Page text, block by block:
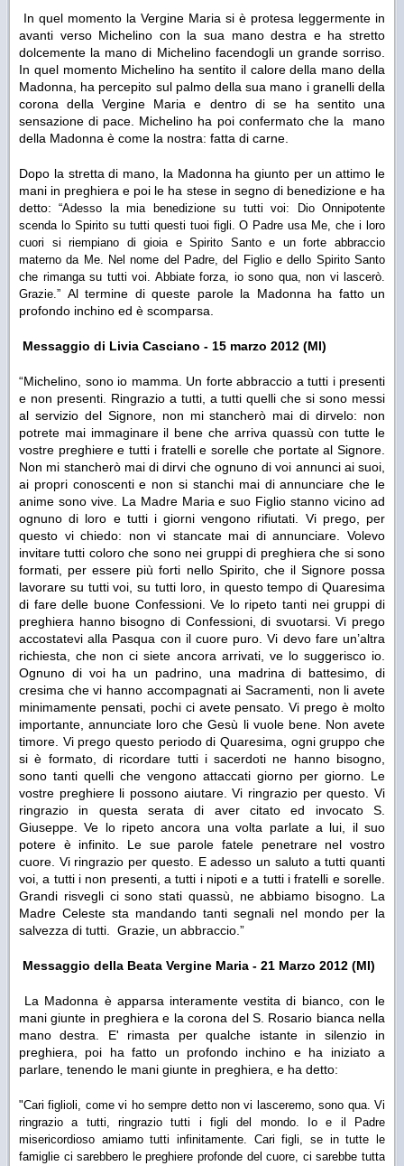
In quel momento la Vergine Maria si è protesa leggermente in
avanti verso Michelino con la sua mano destra e ha stretto
dolcemente la mano di Michelino facendogli un grande sorriso.
In quel momento Michelino ha sentito il calore della mano della
Madonna, ha percepito sul palmo della sua mano i granelli della
corona della Vergine Maria e dentro di se ha sentito una
sensazione di pace. Michelino ha poi confermato che la mano
della Madonna è come la nostra: fatta di carne.
Dopo la stretta di mano, la Madonna ha giunto per un attimo le
mani in preghiera e poi le ha stese in segno di benedizione e ha
detto: “Adesso la mia benedizione su tutti voi: Dio Onnipotente
scenda lo Spirito su tutti questi tuoi figli. O Padre usa Me, che i loro
cuori si riempiano di gioia e Spirito Santo e un forte abbraccio
materno da Me. Nel nome del Padre, del Figlio e dello Spirito Santo
che rimanga su tutti voi. Abbiate forza, io sono qua, non vi lascerò.
Grazie.” Al termine di queste parole la Madonna ha fatto un
profondo inchino ed è scomparsa.
Messaggio di Livia Casciano - 15 marzo 2012 (MI)
“Michelino, sono io mamma. Un forte abbraccio a tutti i presenti
e non presenti. Ringrazio a tutti, a tutti quelli che si sono messi
al servizio del Signore, non mi stancherò mai di dirvelo: non
potrete mai immaginare il bene che arriva quassù con tutte le
vostre preghiere e tutti i fratelli e sorelle che portate al Signore.
Non mi stancherò mai di dirvi che ognuno di voi annunci ai suoi,
ai propri conoscenti e non si stanchi mai di annunciare che le
anime sono vive. La Madre Maria e suo Figlio stanno vicino ad
ognuno di loro e tutti i giorni vengono rifiutati. Vi prego, per
questo vi chiedo: non vi stancate mai di annunciare. Volevo
invitare tutti coloro che sono nei gruppi di preghiera che si sono
formati, per essere più forti nello Spirito, che il Signore possa
lavorare su tutti voi, su tutti loro, in questo tempo di Quaresima
di fare delle buone Confessioni. Ve lo ripeto tanti nei gruppi di
preghiera hanno bisogno di Confessioni, di svuotarsi. Vi prego
accostatevi alla Pasqua con il cuore puro. Vi devo fare un’altra
richiesta, che non ci siete ancora arrivati, ve lo suggerisco io.
Ognuno di voi ha un padrino, una madrina di battesimo, di
cresima che vi hanno accompagnati ai Sacramenti, non li avete
minimamente pensati, pochi ci avete pensato. Vi prego è molto
importante, annunciate loro che Gesù li vuole bene. Non avete
timore. Vi prego questo periodo di Quaresima, ogni gruppo che
si è formato, di ricordare tutti i sacerdoti ne hanno bisogno,
sono tanti quelli che vengono attaccati giorno per giorno. Le
vostre preghiere li possono aiutare. Vi ringrazio per questo. Vi
ringrazio in questa serata di aver citato ed invocato S.
Giuseppe. Ve lo ripeto ancora una volta parlate a lui, il suo
potere è infinito. Le sue parole fatele penetrare nel vostro
cuore. Vi ringrazio per questo. E adesso un saluto a tutti quanti
voi, a tutti i non presenti, a tutti i nipoti e a tutti i fratelli e sorelle.
Grandi risvegli ci sono stati quassù, ne abbiamo bisogno. La
Madre Celeste sta mandando tanti segnali nel mondo per la
salvezza di tutti. Grazie, un abbraccio.”
Messaggio della Beata Vergine Maria - 21 Marzo 2012 (MI)
La Madonna è apparsa interamente vestita di bianco, con le
mani giunte in preghiera e la corona del S. Rosario bianca nella
mano destra. E' rimasta per qualche istante in silenzio in
preghiera, poi ha fatto un profondo inchino e ha iniziato a
parlare, tenendo le mani giunte in preghiera, e ha detto:
"Cari figlioli, come vi ho sempre detto non vi lasceremo, sono qua. Vi
ringrazio a tutti, ringrazio tutti i figli del mondo. Io e il Padre
misericordioso amiamo tutti infinitamente. Cari figli, se in tutte le
famiglie ci sarebbero le preghiere profonde del cuore, ci sarebbe tutta